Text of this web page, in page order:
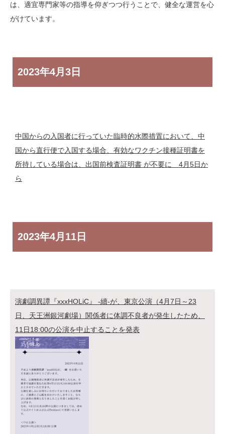
は、適宜専門家等の指導を仰ぎつつ行うことで、健全な運営を心
がけています。
2023年4月3日
中国からの入国者に行っていた臨時的水際措置において、中
国から直行便で入国する場合、有効なワクチン接種証明書を
所持している場合は、出国前検査証明書 が不要に 4月5日か
ら
2023年4月11日
演劇調異譚『xxxHOLiC』 -續-が、東京公演（4月7日～23
日、天王洲銀河劇場）関係者に体調不良者が発生したため、
11日18:00の公演を中止することを発表